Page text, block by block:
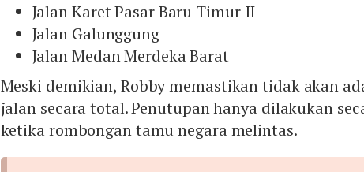
Jalan Karet Pasar Baru Timur II
Jalan Galunggung
Jalan Medan Merdeka Barat
Meski demikian, Robby memastikan tidak akan
jalan secara total. Penutupan hanya dilakukan
ketika rombongan tamu negara melintas.